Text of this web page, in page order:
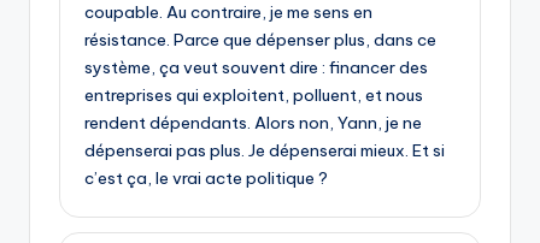
coupable. Au contraire, je me sens en
résistance. Parce que dépenser plus, dans ce
système, ça veut souvent dire : financer des
entreprises qui exploitent, polluent, et nous
rendent dépendants. Alors non, Yann, je ne
dépenserai pas plus. Je dépenserai mieux. Et si
c’est ça, le vrai acte politique ?